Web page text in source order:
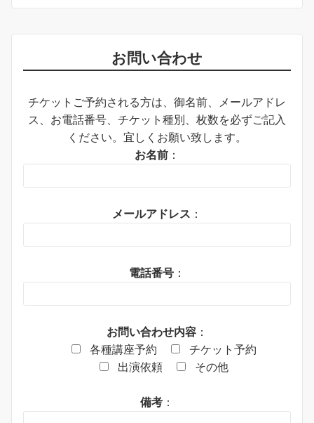
お問い合わせ
チケットご予約される方は、御名前、メールアドレ
ス、お電話番号、チケット種別、枚数を必ずご記入
ください。宜しくお願い致します。
お名前 ：
メールアドレス ：
電話番号 ：
お問い合わせ内容 ：
各種講座予約
チケット予約
出演依頼
その他
備考 ：